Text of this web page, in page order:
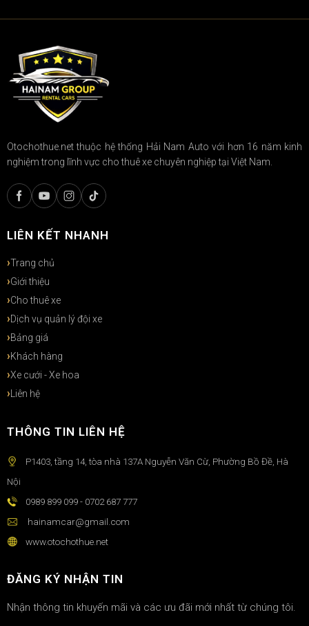
Otochothue.net thuộc hệ thống Hải Nam Auto với hơn 16 năm kinh
nghiệm trong lĩnh vực cho thuê xe chuyên nghiệp tại Việt Nam.
LIÊN KẾT NHANH
Trang chủ
Giới thiệu
Cho thuê xe
Dịch vụ quản lý đội xe
Bảng giá
Khách hàng
Xe cưới - Xe hoa
Liên hệ
THÔNG TIN LIÊN HỆ
P1403, tầng 14, tòa nhà 137A Nguyễn Văn Cừ, Phường Bồ Đề, Hà
Nội
0989 899 099 - 0702 687 777
hainamcar@gmail.com
www.otochothue.net
ĐĂNG KÝ NHẬN TIN
Nhận thông tin khuyến mãi và các ưu đãi mới nhất từ chúng tôi.